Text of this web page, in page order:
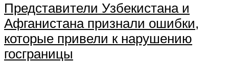
Представители Узбекистана и
Афганистана признали ошибки,
которые привели к нарушению
госграницы